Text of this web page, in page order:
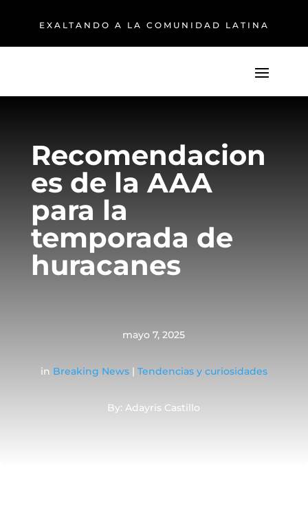
EXALTANDO A LA COMUNIDAD LATINA
Recomendacion
es de la AAA
para la
temporada de
huracanes
mayo 7, 2025
in Breaking News| Tendencias y curiosidades
By: Adayris Castillo